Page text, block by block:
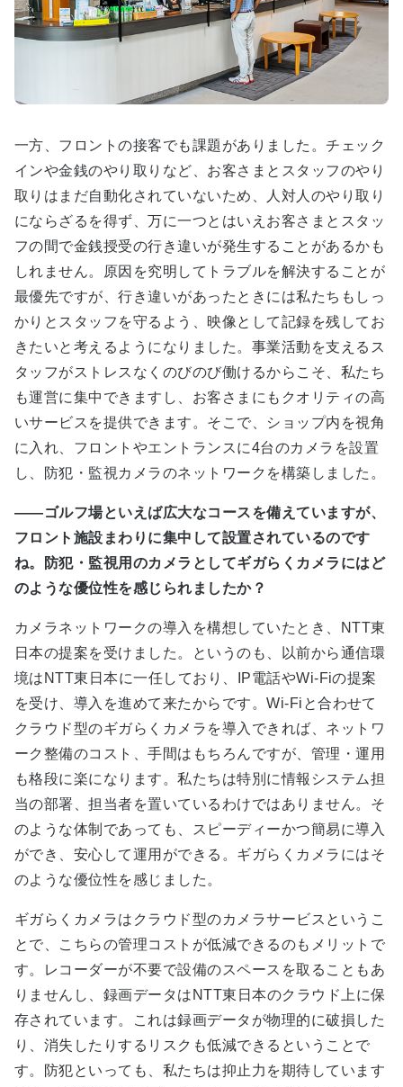
一方、フロントの接客でも課題がありました。チェック
インや金銭のやり取りなど、お客さまとスタッフのやり
取りはまだ自動化されていないため、人対人のやり取り
にならざるを得ず、万に一つとはいえお客さまとスタッ
フの間で金銭授受の行き違いが発生することがあるかも
しれません。原因を究明してトラブルを解決することが
最優先ですが、行き違いがあったときには私たちもしっ
かりとスタッフを守るよう、映像として記録を残してお
きたいと考えるようになりました。事業活動を支えるス
タッフがストレスなくのびのび働けるからこそ、私たち
も運営に集中できますし、お客さまにもクオリティの高
いサービスを提供できます。そこで、ショップ内を視角
に入れ、フロントやエントランスに4台のカメラを設置
し、防犯・監視カメラのネットワークを構築しました。
――ゴルフ場といえば広大なコースを備えていますが、
フロント施設まわりに集中して設置されているのです
ね。防犯・監視用のカメラとしてギガらくカメラにはど
のような優位性を感じられましたか？
カメラネットワークの導入を構想していたとき、NTT東
日本の提案を受けました。というのも、以前から通信環
境はNTT東日本に一任しており、IP電話やWi-Fiの提案
を受け、導入を進めて来たからです。Wi-Fiと合わせて
クラウド型のギガらくカメラを導入できれば、ネットワ
ーク整備のコスト、手間はもちろんですが、管理・運用
も格段に楽になります。私たちは特別に情報システム担
当の部署、担当者を置いているわけではありません。そ
のような体制であっても、スピーディーかつ簡易に導入
ができ、安心して運用ができる。ギガらくカメラにはそ
のような優位性を感じました。
ギガらくカメラはクラウド型のカメラサービスというこ
とで、こちらの管理コストが低減できるのもメリットで
す。レコーダーが不要で設備のスペースを取ることもあ
りませんし、録画データはNTT東日本のクラウド上に保
存されています。これは録画データが物理的に破損した
り、消失したりするリスクも低減できるということで
す。防犯といっても、私たちは抑止力を期待しています